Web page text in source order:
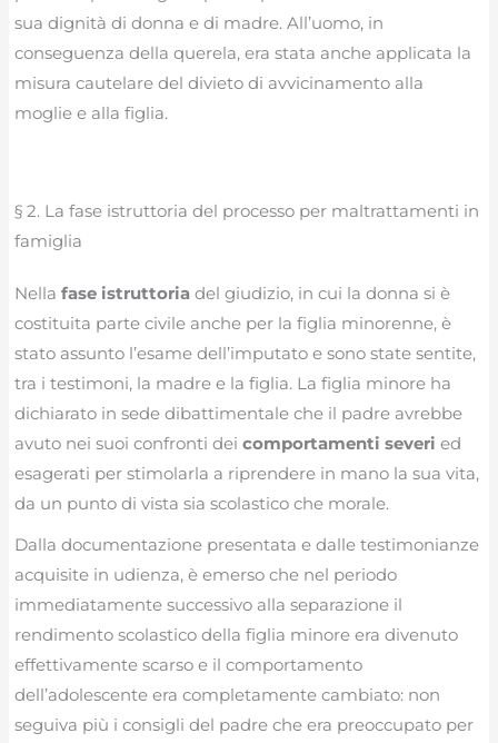
sua dignità di donna e di madre. All’uomo, in
conseguenza della querela, era stata anche applicata la
misura cautelare del divieto di avvicinamento alla
moglie e alla figlia.
§ 2. La fase istruttoria del processo per maltrattamenti in
famiglia
Nellafase istruttoriadel giudizio, in cui la donna si è
costituita parte civile anche per la figlia minorenne, è
stato assunto l’esame dell’imputato e sono state sentite,
tra i testimoni, la madre e la figlia. La figlia minore ha
dichiarato in sede dibattimentale che il padre avrebbe
avuto nei suoi confronti deicomportamenti severi ed
esagerati per stimolarla a riprendere in mano la sua vita,
da un punto di vista sia scolastico che morale.
Dalla documentazione presentata e dalle testimonianze
acquisite in udienza, è emerso che nel periodo
immediatamente successivo alla separazione il
rendimento scolastico della figlia minore era divenuto
effettivamente scarso e il comportamento
dell’adolescente era completamente cambiato: non
seguiva più i consigli del padre che era preoccupato per